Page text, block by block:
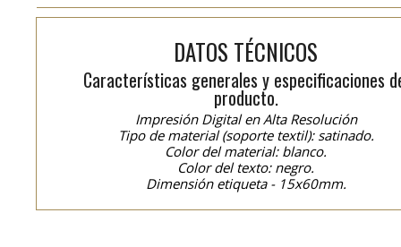
DATOS TÉCNICOS
Características generales y especificaciones
producto.
Impresión Digital en Alta Resolución
Tipo de material (soporte textil): satinado.
Color del material: blanco.
Color del texto: negro.
Dimensión etiqueta - 15x60mm.